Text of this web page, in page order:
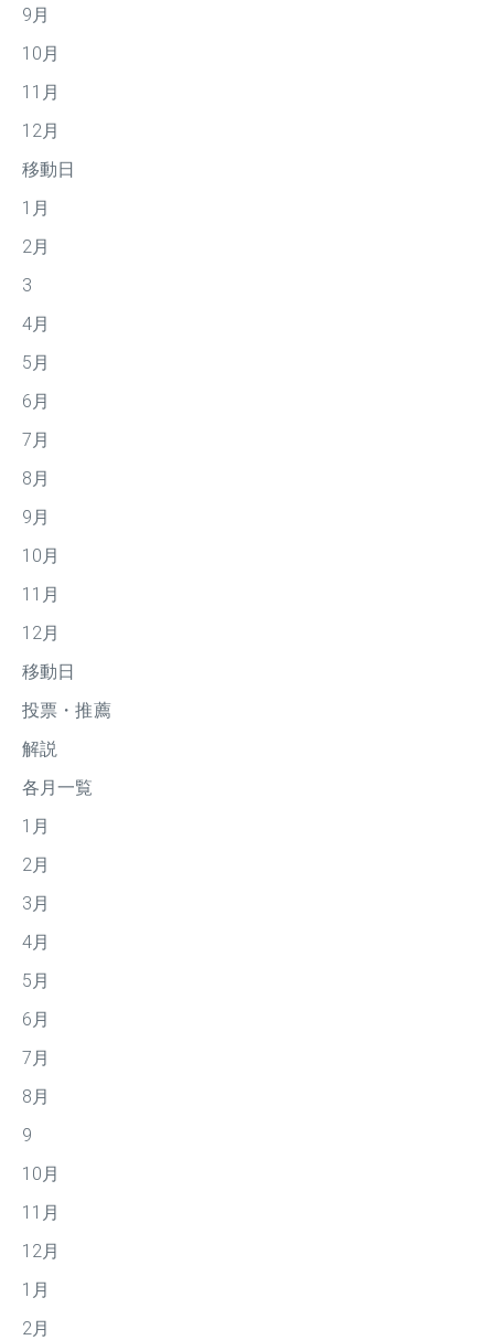
9月
10月
11月
12月
移動日
1月
2月
3
4月
5月
6月
7月
8月
9月
10月
11月
12月
移動日
投票・推薦
解説
各月一覧
1月
2月
3月
4月
5月
6月
7月
8月
9
10月
11月
12月
1月
2月